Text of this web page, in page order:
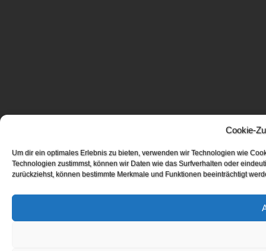
Cookie-
Um dir ein optimales Erlebnis zu bieten, verwenden wir Technologien wie
Technologien zustimmst, können wir Daten wie das Surfverhalten oder
zurückziehst, können bestimmte Merkmale und Funktionen beeinträchtigt